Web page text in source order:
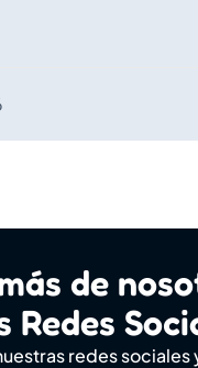
de
Redes
redes